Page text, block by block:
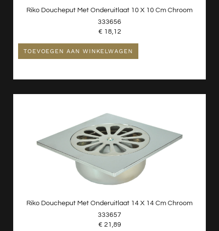
Riko Doucheput Met Onderuitlaat 10 X 10 Cm Chroom
333656
€ 18,12
TOEVOEGEN AAN WINKELWAGEN
Riko Doucheput Met Onderuitlaat 14 X 14 Cm Chroom
333657
€ 21,89